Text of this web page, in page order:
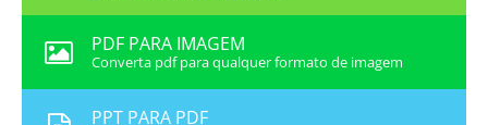
PDF PARA IMAGEM
Converta pdf para qualquer formato de imagem
PPT PARA PDF